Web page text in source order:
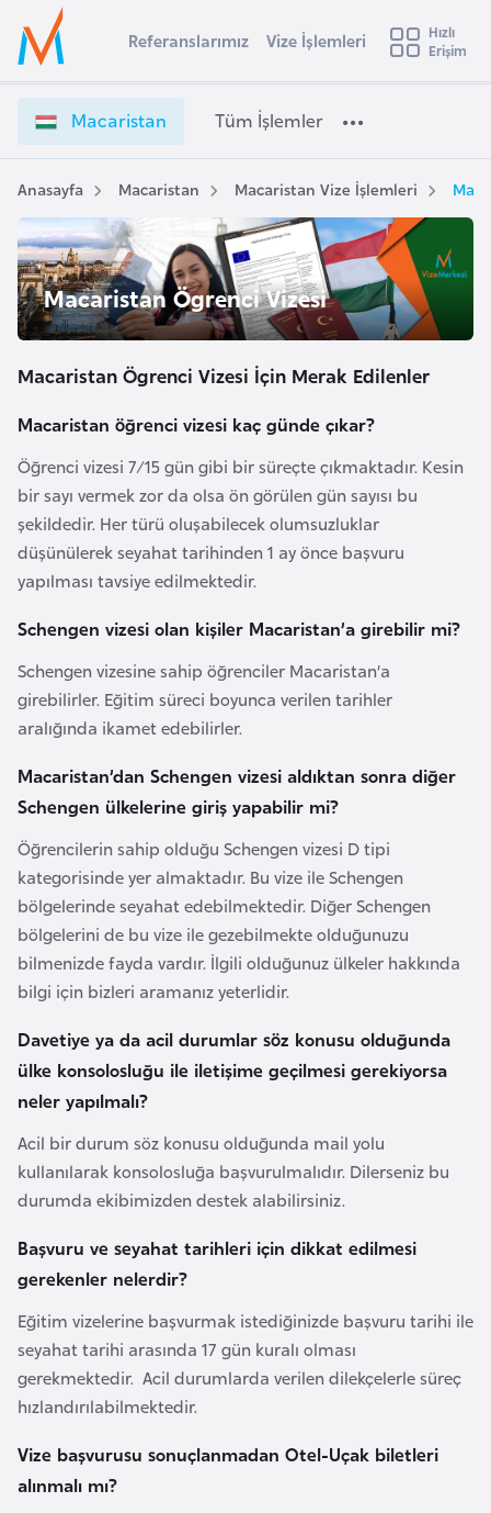
Ülke Seçimi
Başvuru yapmak istediğiniz ülkeyi seçin
Üye
Girişi
a
a
r
t
a
n
V
i
z
l
e
m
l
e
i
e
t
i
Referanslarımız Vize İşlemleri
Hızlı
Erişim
Macaristan Tüm İşlemler
Anasayfa Macaristan Macaristan Vize İşlemleri
Macaristan Ögrenci Vizesi
Macaristan Ögrenci Vizesi İçin Merak Edilenler
Macaristan öğrenci vizesi kaç günde çıkar?
Öğrenci vizesi 7/15 gün gibi bir süreçte çıkmaktadır. Kesin
bir sayı vermek zor da olsa ön görülen gün sayısı bu
şekildedir. Her türü oluşabilecek olumsuzluklar
düşünülerek seyahat tarihinden 1 ay önce başvuru
yapılması tavsiye edilmektedir.
Schengen vizesi olan kişiler Macaristan’a girebilir mi?
Schengen vizesine sahip öğrenciler Macaristan’a
girebilirler. Eğitim süreci boyunca verilen tarihler
aralığında ikamet edebilirler.
Macaristan’dan Schengen vizesi aldıktan sonra diğer
Schengen ülkelerine giriş yapabilir mi?
Öğrencilerin sahip olduğu Schengen vizesi D tipi
kategorisinde yer almaktadır. Bu vize ile Schengen
bölgelerinde seyahat edebilmektedir. Diğer Schengen
bölgelerini de bu vize ile gezebilmekte olduğunuzu
bilmenizde fayda vardır. İlgili olduğunuz ülkeler hakkında
bilgi için bizleri aramanız yeterlidir.
Davetiye ya da acil durumlar söz konusu olduğunda
ülke konsolosluğu ile iletişime geçilmesi gerekiyorsa
neler yapılmalı?
Acil bir durum söz konusu olduğunda mail yolu
kullanılarak konsolosluğa başvurulmalıdır. Dilerseniz bu
durumda ekibimizden destek alabilirsiniz.
Başvuru ve seyahat tarihleri için dikkat edilmesi
gerekenler nelerdir?
Eğitim vizelerine başvurmak istediğinizde başvuru tarihi ile
seyahat tarihi arasında 17 gün kuralı olması
gerekmektedir. Acil durumlarda verilen dilekçelerle süreç
hızlandırılabilmektedir.
Vize başvurusu sonuçlanmadan Otel-Uçak biletleri
alınmalı mı?
s
t
r
a
A
v
u
t
y
a
A
z
e
b
a
y
a
n
B
a
h
r
e
n
a
n
g
a
d
e
ş
B
e